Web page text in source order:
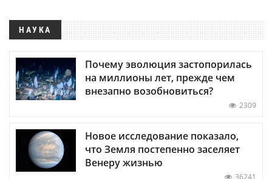
НАУКА
Почему эволюция застопорилась
на миллионы лет, прежде чем
внезапно возобновиться?
2309
Новое исследование показало,
что Земля постепенно заселяет
Венеру жизнью
36241